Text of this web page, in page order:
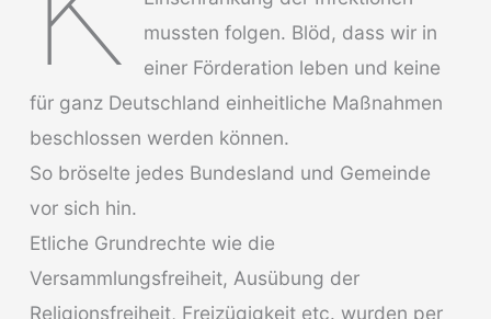
mussten folgen. Blöd, dass wir in
einer Förderation leben und keine
für ganz Deutschland einheitliche Maßnahmen
beschlossen werden können.
So bröselte jedes Bundesland und Gemeinde
vor sich hin.
Etliche Grundrechte wie die
Versammlungsfreiheit, Ausübung der
Religionsfreiheit, Freizügigkeit etc. wurden per